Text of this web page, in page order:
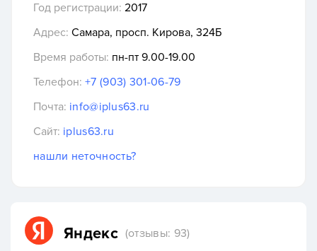
Год регистрации: 2017
Адрес: Самара, просп. Кирова, 324Б
Время работы: пн-пт 9.00-19.00
Телефон: +7 (903) 301-06-79
Почта: info@iplus63.ru
Сайт: iplus63.ru
нашли неточность?
Яндекс (отзывы: 93)